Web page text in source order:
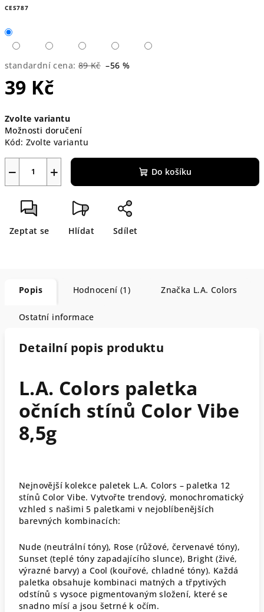
CES787
standardní cena: 89 Kč –56 %
39 Kč
cena:
Zvolte variantu
Možnosti doručení
Kód: Zvolte variantu
+
− Do košíku
Zeptat se Hlídat Sdílet
Popis Hodnocení (1) Značka L.A. Colors
Ostatní informace
Detailní popis produktu
L.A. Colors paletka
očních stínů Color Vibe
8,5g
Nejnovější kolekce paletek L.A. Colors – paletka 12
stínů Color Vibe. Vytvořte trendový, monochromatický
vzhled s našimi 5 paletkami v nejoblíbenějších
barevných kombinacích:
Nude (neutrální tóny), Rose (růžové, červenavé tóny),
Sunset (teplé tóny zapadajícího slunce), Bright (živé,
výrazné barvy) a Cool (kouřové, chladné tóny). Každá
paletka obsahuje kombinaci matných a třpytivých
odstínů s vysoce pigmentovaným složení, které se
snadno mísí a jsou šetrné k očím.